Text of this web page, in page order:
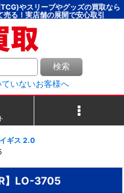
やスリーブやグッズの買取なら
る！実店舗の展開で安心取引
検索
いないお客様へ
ギス 2.0
】LO-3705